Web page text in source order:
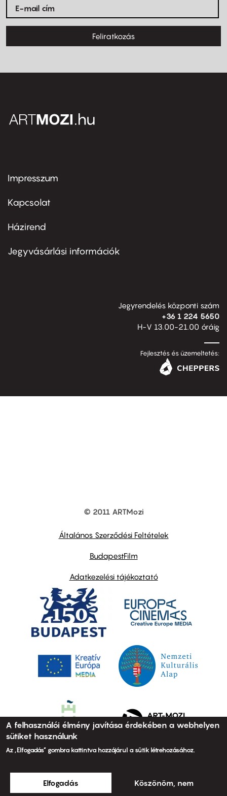
Feliratkozás
Footer
first
Impresszum
Kapcsolat
Footer
second
Házirend
Jegyvásárlási információk
Jegyrendelés központi szám
+36 1 224 5650
H-V 13.00-21.00 óráig
Fejlesztés és üzemeltetés:
© 2011 ARTMozi
Általános Szerződési Feltételek
BudapestFilm
Adatkezelési tájékoztató
A felhasználói élmény javítása érdekében a webhelyen
sütiket használunk
Az „Elfogadás” gombra kattintva hozzájárul a sütik létrehozásához.
Elfogadás Köszönöm, nem